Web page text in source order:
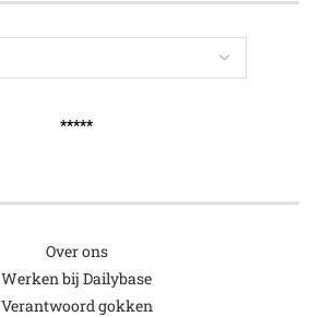
*****
Over ons
Werken bij Dailybase
Verantwoord gokken